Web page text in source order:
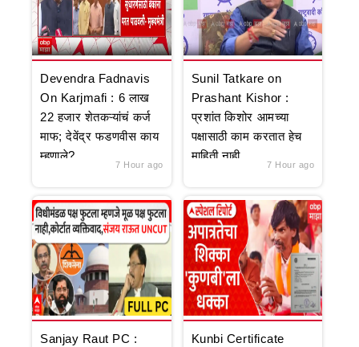
Devendra Fadnavis
On Karjmafi : 6 लाख
22 हजार शेतकऱ्यांचं कर्ज
माफ; देवेंद्र फडणवीस काय
म्हणाले?
7 Hour ago
Sunil Tatkare on
Prashant Kishor :
प्रशांत किशोर आमच्या
पक्षासाठी काम करतात हेच
माहिती नाही
7 Hour ago
Sanjay Raut PC :
Kunbi Certificate